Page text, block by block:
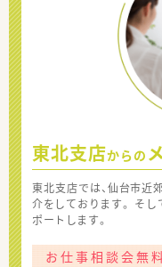
東北支店からの
東北支店では、仙台市近
介をしております。 そし
ポートします。
お仕事相談会無